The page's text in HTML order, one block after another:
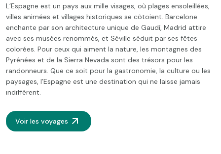
L’Espagne est un pays aux mille visages, où plages ensoleillées,
villes animées et villages historiques se côtoient. Barcelone
enchante par son architecture unique de Gaudí, Madrid attire
avec ses musées renommés, et Séville séduit par ses fêtes
colorées. Pour ceux qui aiment la nature, les montagnes des
Pyrénées et de la Sierra Nevada sont des trésors pour les
randonneurs. Que ce soit pour la gastronomie, la culture ou les
paysages, l’Espagne est une destination qui ne laisse jamais
indifférent.
Voir les voyages